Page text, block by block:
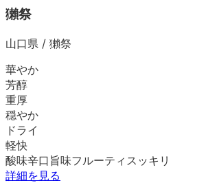
獺祭
山口県 / 獺祭
華やか
芳醇
重厚
穏やか
ドライ
軽快
酸味辛口 旨味フルーティ スッキリ
詳細を見る